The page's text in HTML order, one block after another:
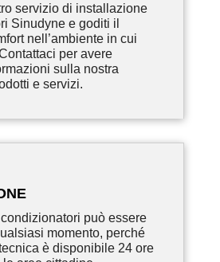
servizio di installazione
Sinudyne e goditi il
nell’ambiente in cui
per avere
sulla nostra
e servizi.
può essere
momento, perché
tecnica è disponibile 24 ore